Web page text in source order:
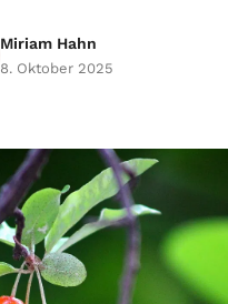
Miriam Hahn
8. Oktober 2025